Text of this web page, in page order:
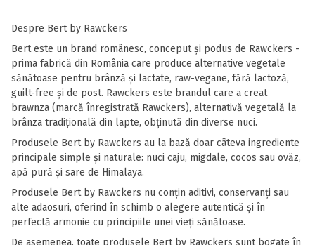
Despre Bert by Rawckers
Bert este un brand românesc, conceput și podus de Rawckers -
prima fabrică din România care produce alternative vegetale
sănătoase pentru brânză și lactate, raw-vegane, fără lactoză,
guilt-free și de post. Rawckers este brandul care a creat
brawnza (marcă înregistrată Rawckers), alternativă vegetală la
brânza tradițională din lapte, obținută din diverse nuci.
Produsele Bert by Rawckers au la bază doar câteva ingrediente
principale simple și naturale: nuci caju, migdale, cocos sau ovăz,
apă pură și sare de Himalaya.
Produsele Bert by Rawckers nu conțin aditivi, conservanți sau
alte adaosuri, oferind în schimb o alegere autentică și în
perfectă armonie cu principiile unei vieți sănătoase.
De asemenea, toate produsele Bert by Rawckers sunt bogate în